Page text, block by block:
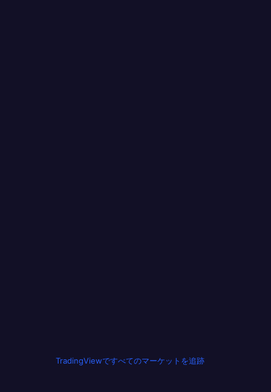
TradingViewですべてのマーケットを追跡